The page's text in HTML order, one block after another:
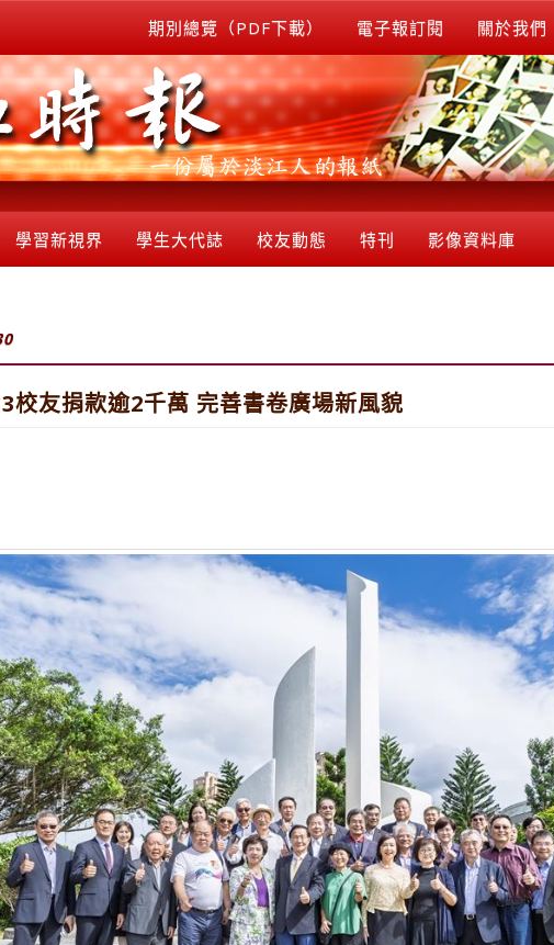
期別總覽（PDF下載） 電子報訂閱 關於我們
學習新視界 學生大代誌 校友動態 特刊 影像資料庫
校友捐款逾2千萬 完善書卷廣場新風貌